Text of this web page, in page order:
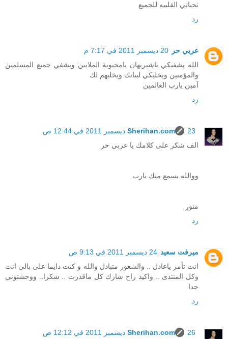
تحياتي القلبيه للجميع
رد
عربي حر
20 ديسمبر 2011 في 7:17 م
الله يشفيكي ياشيريهان يامحبوبة الملايين ويشفي جميع المسلمين
والمؤمنين ويخليكي لبناتك ويخليهم لك
آمين يارب العالمين
رد
Sherihan.com
23 ديسمبر 2011 في 12:44 ص
الف شكر على كلامك يا عربي حر
ووالله يسمع منك يارب
منور
رد
ميرفت سعيد 24 ديسمبر 2011 في 9:13 ص
انت تأمر ياعادل .. والشعور متبادل والله و كنت دايما على بالي انت
وكل المنتدى .. واكيد راح شارك كل ماقدرت .. شكرا.. ووحشتوني
جدا
رد
Sherihan.com
26 ديسمبر 2011 في 12:12 ص